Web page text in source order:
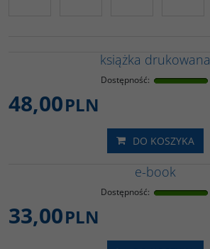
książka drukowana
Dostępność:
48,00PLN
DO KOSZYKA
e-book
Dostępność:
33,00PLN